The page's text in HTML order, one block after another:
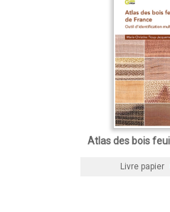
Atlas des bois
Livre papier